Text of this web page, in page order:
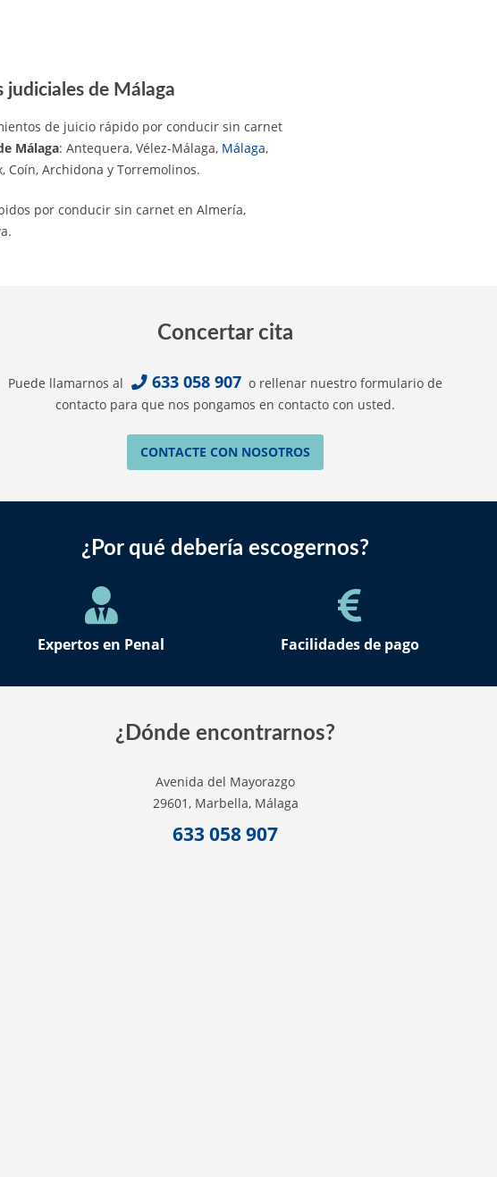
de Málaga
de juicio rápido por conducir sin carnet
Málaga: Antequera, Vélez-Málaga, Málaga,
Coín, Archidona y Torremolinos.
por conducir sin carnet en Almería,
Concertar cita
Puede llamarnos al 633 058 907 o rellenar nuestro formulario de
contacto para que nos pongamos en contacto con usted.
CONTACTE CON NOSOTROS
¿Por qué debería escogernos?
Expertos en Penal Facilidades de pago
¿Dónde encontrarnos?
Avenida del Mayorazgo
29601, Marbella, Málaga
633 058 907